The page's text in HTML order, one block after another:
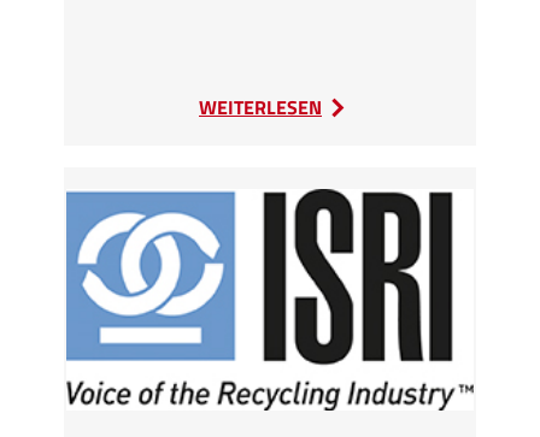
WEITERLESEN
:
–
Treffpunkt
der
Internationalen
Autorecyclingbranche